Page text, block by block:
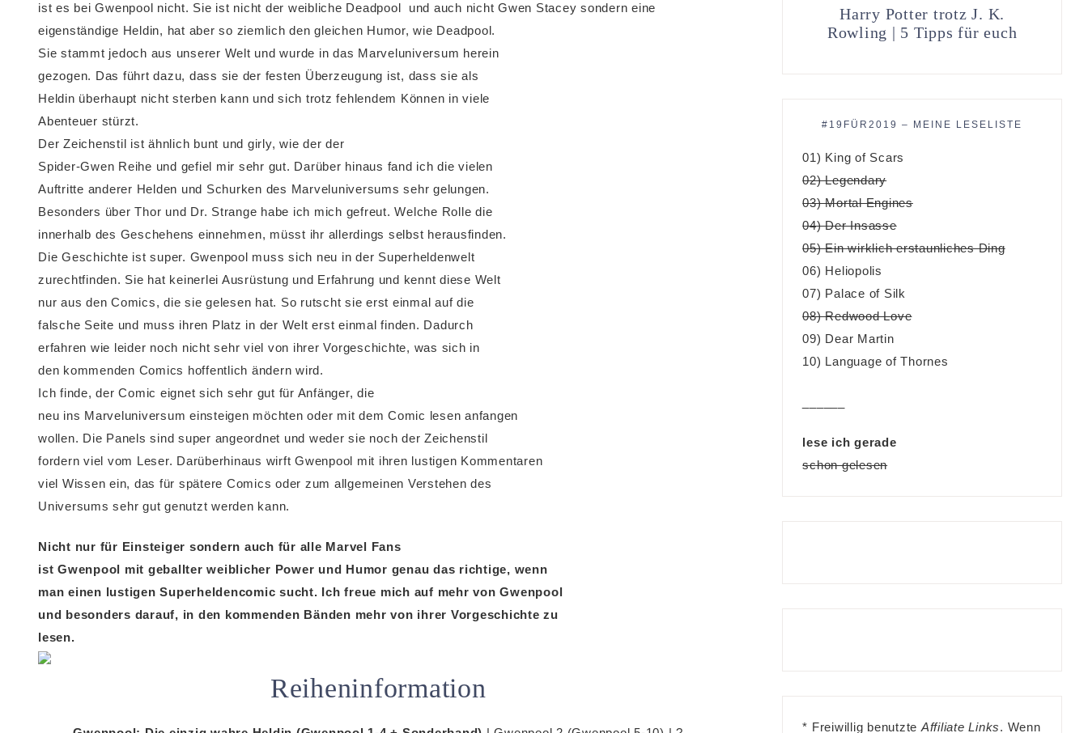
ist es bei Gwenpool nicht. Sie ist nicht der weibliche Deadpool und auch nicht Gwen Stacey sondern eine
eigenständige Heldin, hat aber so ziemlich den gleichen Humor, wie Deadpool.
Sie stammt jedoch aus unserer Welt und wurde in das Marveluniversum herein
gezogen. Das führt dazu, dass sie der festen Überzeugung ist, dass sie als
Heldin überhaupt nicht sterben kann und sich trotz fehlendem Können in viele
Abenteuer stürzt.
Der Zeichenstil ist ähnlich bunt und girly, wie der der
Spider-Gwen Reihe und gefiel mir sehr gut. Darüber hinaus fand ich die vielen
Auftritte anderer Helden und Schurken des Marveluniversums sehr gelungen.
Besonders über Thor und Dr. Strange habe ich mich gefreut. Welche Rolle die
innerhalb des Geschehens einnehmen, müsst ihr allerdings selbst herausfinden.
Die Geschichte ist super. Gwenpool muss sich neu in der Superheldenwelt
zurechtfinden. Sie hat keinerlei Ausrüstung und Erfahrung und kennt diese Welt
nur aus den Comics, die sie gelesen hat. So rutscht sie erst einmal auf die
falsche Seite und muss ihren Platz in der Welt erst einmal finden. Dadurch
erfahren wie leider noch nicht sehr viel von ihrer Vorgeschichte, was sich in
den kommenden Comics hoffentlich ändern wird.
Ich finde, der Comic eignet sich sehr gut für Anfänger, die
neu ins Marveluniversum einsteigen möchten oder mit dem Comic lesen anfangen
wollen. Die Panels sind super angeordnet und weder sie noch der Zeichenstil
fordern viel vom Leser. Darüberhinaus wirft Gwenpool mit ihren lustigen Kommentaren
viel Wissen ein, das für spätere Comics oder zum allgemeinen Verstehen des
Universums sehr gut genutzt werden kann.
Nicht nur für Einsteiger sondern auch für alle Marvel Fans
ist Gwenpool mit geballter weiblicher Power und Humor genau das richtige, wenn
man einen lustigen Superheldencomic sucht. Ich freue mich auf mehr von Gwenpool
und besonders darauf, in den kommenden Bänden mehr von ihrer Vorgeschichte zu
lesen.
Reiheninformation
Harry Potter trotz J. K.
Rowling | 5 Tipps für euch
#19FÜR2019 – MEINE LESELISTE
01) King of Scars
02) Legendary
03) Mortal Engines
04) Der Insasse
05) Ein wirklich erstaunliches Ding
06) Heliopolis
07) Palace of Silk
08) Redwood Love
09) Dear Martin
10) Language of Thornes
lese ich gerade
schon gelesen
* Freiwillig benutzte Affiliate Links. Wenn